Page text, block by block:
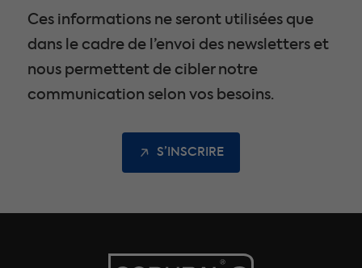
Ces informations ne seront utilisées que
dans le cadre de l’envoi des newsletters et
nous permettent de cibler notre
communication selon vos besoins.
S’INSCRIRE